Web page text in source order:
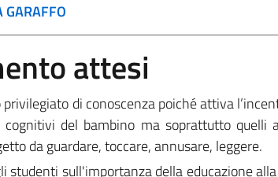
GARAFFO
attesi
di conoscenza poiché attiva
del bambino ma soprattutto quelli
da guardare, toccare, annusare, leggere.
studenti sull'importanza della educazione